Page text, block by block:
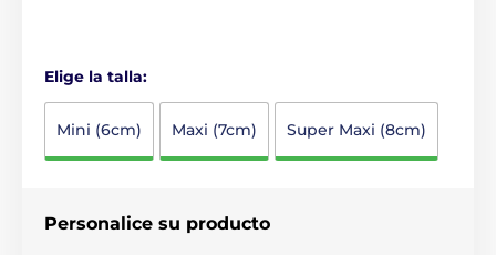
Elige la talla:
Mini (6cm) Maxi (7cm) Super Maxi (8cm)
Personalice su producto